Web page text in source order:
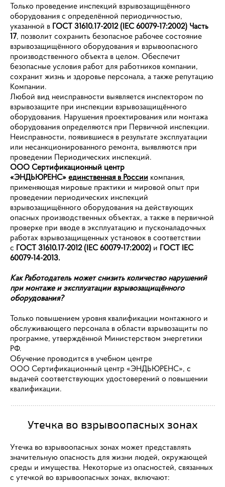
Только проведение инспекций взрывозащищённого
оборудования с определённой периодичностью,
указанной в ГОСТ 31610.17-2012 (IEC 60079-17:2002) Часть
17, позволит сохранить безопасное рабочее состояние
взрывозащищённого оборудования и взрывоопасного
производственного объекта в целом. Обеспечит
безопасные условия работ для работников компании,
сохранит жизнь и здоровье персонала, а также репутацию
Компании.
Любой вид неисправности выявляется инспектором по
взрывозащите при инспекции взрывозащищённого
оборудования. Нарушения проектирования или монтажа
оборудования определяются при Первичной инспекции.
Неисправности, появившиеся в результате эксплуатации
или несанкционированного ремонта, выявляются при
проведении Периодических инспекций.
ООО Сертификационный центр
«ЭНДЬЮРЕНС» единственная в России компания,
применяющая мировые практики и мировой опыт при
проведении периодических инспекций
взрывозащищённого оборудования на действующих
опасных производственных объектах, а также в первичной
проверке при вводе в эксплуатацию и пусконаладочных
работах взрывозащищенных установок в соответствии
с ГОСТ 31610.17-2012 (IEC 60079-17:2002) и ГОСТ IEC
60079-14-2013.
Как Работодатель может снизить количество нарушений
при монтаже и эксплуатации взрывозащищённого
оборудования?
Только повышением уровня квалификации монтажного и
обслуживающего персонала в области взрывозащиты по
программе, утверждённой Министерством энергетики
РФ.
Обучение проводится в учебном центре
ООО Сертификационный центр «ЭНДЬЮРЕНС», с
выдачей соответствующих удостоверений о повышении
квалификации.
Утечка во взрывоопасных зонах
Утечка во взрывоопасных зонах может представлять
значительную опасность для жизни людей, окружающей
среды и имущества. Некоторые из опасностей, связанных
с утечкой во взрывоопасных зонах, включают: